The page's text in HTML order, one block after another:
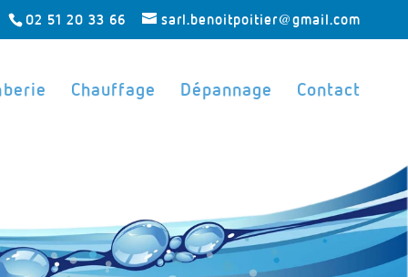
02 51 20 33 66 sarl.benoitpoitier@gmail.com
Chauffage Dépannage Contact